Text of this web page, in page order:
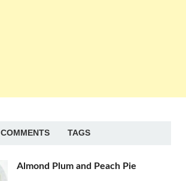
COMMENTS TAGS
Almond Plum and Peach Pie